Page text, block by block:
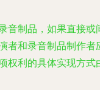
音制品，如果直接或
者和录音制品制作者
权利的具体实现方式